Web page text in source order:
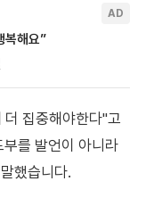
집중해야한다"고
를 발언이 아니라
했습니다.